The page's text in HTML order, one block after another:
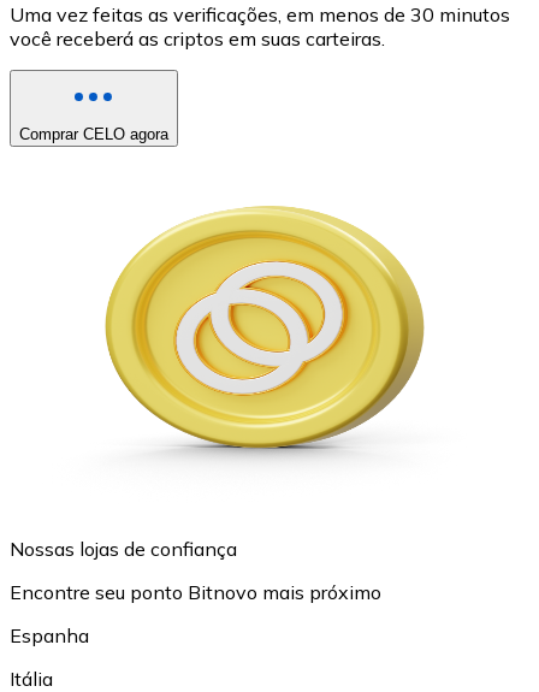
Uma vez feitas as verificações, em menos de 30 minutos
você receberá as criptos em suas carteiras.
Comprar CELO agora
Nossas lojas de confiança
Encontre seu ponto Bitnovo mais próximo
Espanha
Itália